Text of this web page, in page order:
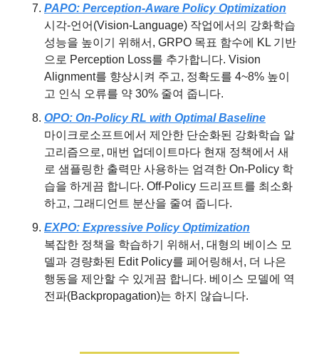
PAPO: Perception-Aware Policy Optimization
시각-언어(Vision-Language) 작업에서의 강화학습
성능을 높이기 위해서, GRPO 목표 함수에 KL 기반
으로 Perception Loss를 추가합니다. Vision
Alignment를 향상시켜 주고, 정확도를 4~8% 높이
고 인식 오류를 약 30% 줄여 줍니다.
OPO: On-Policy RL with Optimal Baseline
마이크로소프트에서 제안한 단순화된 강화학습 알
고리즘으로, 매번 업데이트마다 현재 정책에서 새
로 샘플링한 출력만 사용하는 엄격한 On-Policy 학
습을 하게끔 합니다. Off-Policy 드리프트를 최소화
하고, 그래디언트 분산을 줄여 줍니다.
EXPO: Expressive Policy Optimization
복잡한 정책을 학습하기 위해서, 대형의 베이스 모
델과 경량화된 Edit Policy를 페어링해서, 더 나은
행동을 제안할 수 있게끔 합니다. 베이스 모델에 역
전파(Backpropagation)는 하지 않습니다.